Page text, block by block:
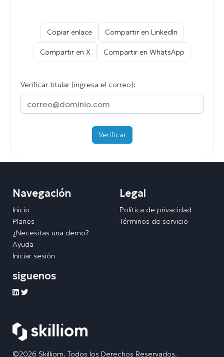
Copiar enlace Compartir en LinkedIn
Compartir en X Compartir en WhatsApp
Verificar titular (ingresa el correo):
Verificar
©2026 Skilliom. Todos los Derechos Reservados.
Navegación
Inicio
Planes
¿Necesitas una demo?
Ayuda
Iniciar sesión
Legal
Política de privacidad
Términos de servicio
siguenos